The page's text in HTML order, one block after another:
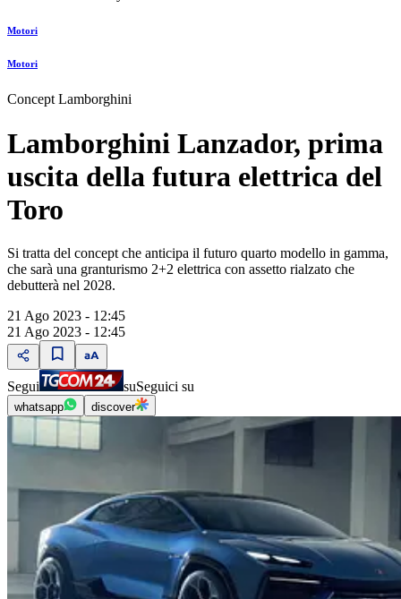
Motori
Motori
Concept Lamborghini
Lamborghini Lanzador, prima
uscita della futura elettrica del
Toro
Si tratta del concept che anticipa il futuro quarto modello in gamma,
che sarà una granturismo 2+2 elettrica con assetto rialzato che
debutterà nel 2028.
21 Ago 2023 - 12:45
21 Ago 2023 - 12:45
Segui suSeguici su
whatsapp discover